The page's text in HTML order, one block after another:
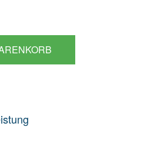
MERCEDES
Keine Angabe